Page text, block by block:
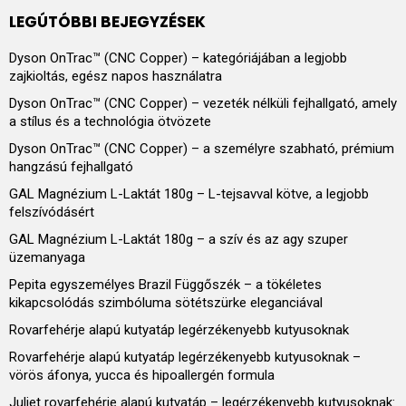
LEGÚTÓBBI BEJEGYZÉSEK
Dyson OnTrac™ (CNC Copper) – kategóriájában a legjobb
zajkioltás, egész napos használatra
Dyson OnTrac™ (CNC Copper) – vezeték nélküli fejhallgató, amely
a stílus és a technológia ötvözete
Dyson OnTrac™ (CNC Copper) – a személyre szabható, prémium
hangzású fejhallgató
GAL Magnézium L-Laktát 180g – L-tejsavval kötve, a legjobb
felszívódásért
GAL Magnézium L-Laktát 180g – a szív és az agy szuper
üzemanyaga
Pepita egyszemélyes Brazil Függőszék – a tökéletes
kikapcsolódás szimbóluma sötétszürke eleganciával
Rovarfehérje alapú kutyatáp legérzékenyebb kutyusoknak
Rovarfehérje alapú kutyatáp legérzékenyebb kutyusoknak –
vörös áfonya, yucca és hipoallergén formula
Juliet rovarfehérje alapú kutyatáp – legérzékenyebb kutyusoknak: